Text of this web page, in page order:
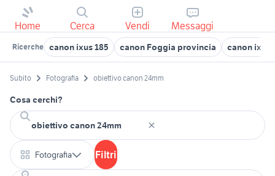
Home Cerca Vendi Messaggi
Ricerche canon ixus 185 canon Foggia provincia canon ixus
Subito Fotografia obiettivo canon 24mm
Cosa cerchi?
Fotografia Filtri